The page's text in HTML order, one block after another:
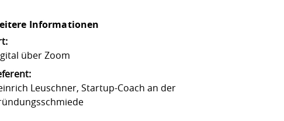
Informationen
über Zoom
Leuschner, Startup-Coach an der